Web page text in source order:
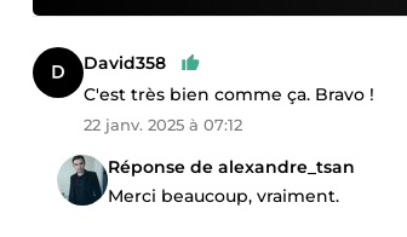
David358
C'est très bien comme ça. Bravo !
22 janv. 2025 à 07:12
Réponse de alexandre_tsan
Merci beaucoup, vraiment.